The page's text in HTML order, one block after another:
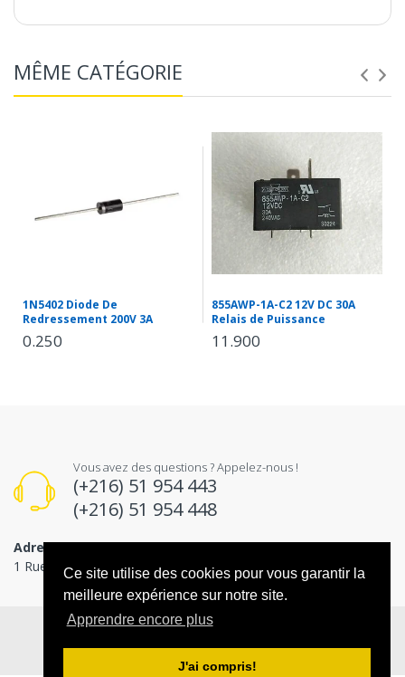
Ce site utilise des cookies pour vous garantir la
meilleure expérience sur notre site.
Apprendre encore plus
J'ai compris!
Gamme de résistance standard:10 ohms à 2
mégohms
Résistance minimale absolue:1% ou 2 ohms
Variation de la résistance de contact :1,0% ou 3 ohms
MÊME CATÉGORIE
1N5402 Diode De
Redressement 200V 3A
0.250
855AWP-1A-C2 12V DC 30A
Relais de Puissance
11.900
Vous avez des questions ? Appelez-nous !
(+216) 51 954 443
(+216) 51 954 448
Adresse
1 Rue Pierre Mendès France، Ariana 2080
© 2026tuni-smart-innovation